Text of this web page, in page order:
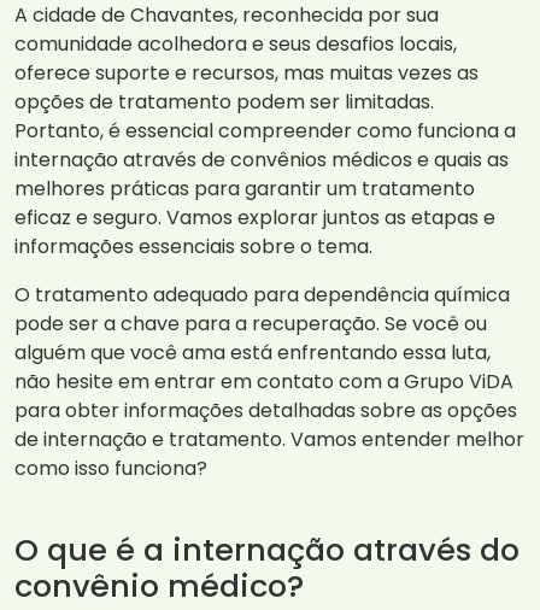
A cidade de Chavantes, reconhecida por sua
comunidade acolhedora e seus desafios locais,
oferece suporte e recursos, mas muitas vezes as
opções de tratamento podem ser limitadas.
Portanto, é essencial compreender como funciona a
internação através de convênios médicos e quais as
melhores práticas para garantir um tratamento
eficaz e seguro. Vamos explorar juntos as etapas e
informações essenciais sobre o tema.
O tratamento adequado para dependência química
pode ser a chave para a recuperação. Se você ou
alguém que você ama está enfrentando essa luta,
não hesite em entrar em contato com a Grupo ViDA
para obter informações detalhadas sobre as opções
de internação e tratamento. Vamos entender melhor
como isso funciona?
O que é a internação através do
convênio médico?